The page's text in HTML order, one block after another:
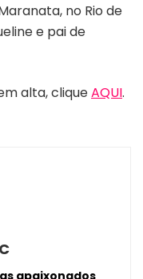
no Rio de
e pai de
alta, cliqueAQUI.
apaixonados